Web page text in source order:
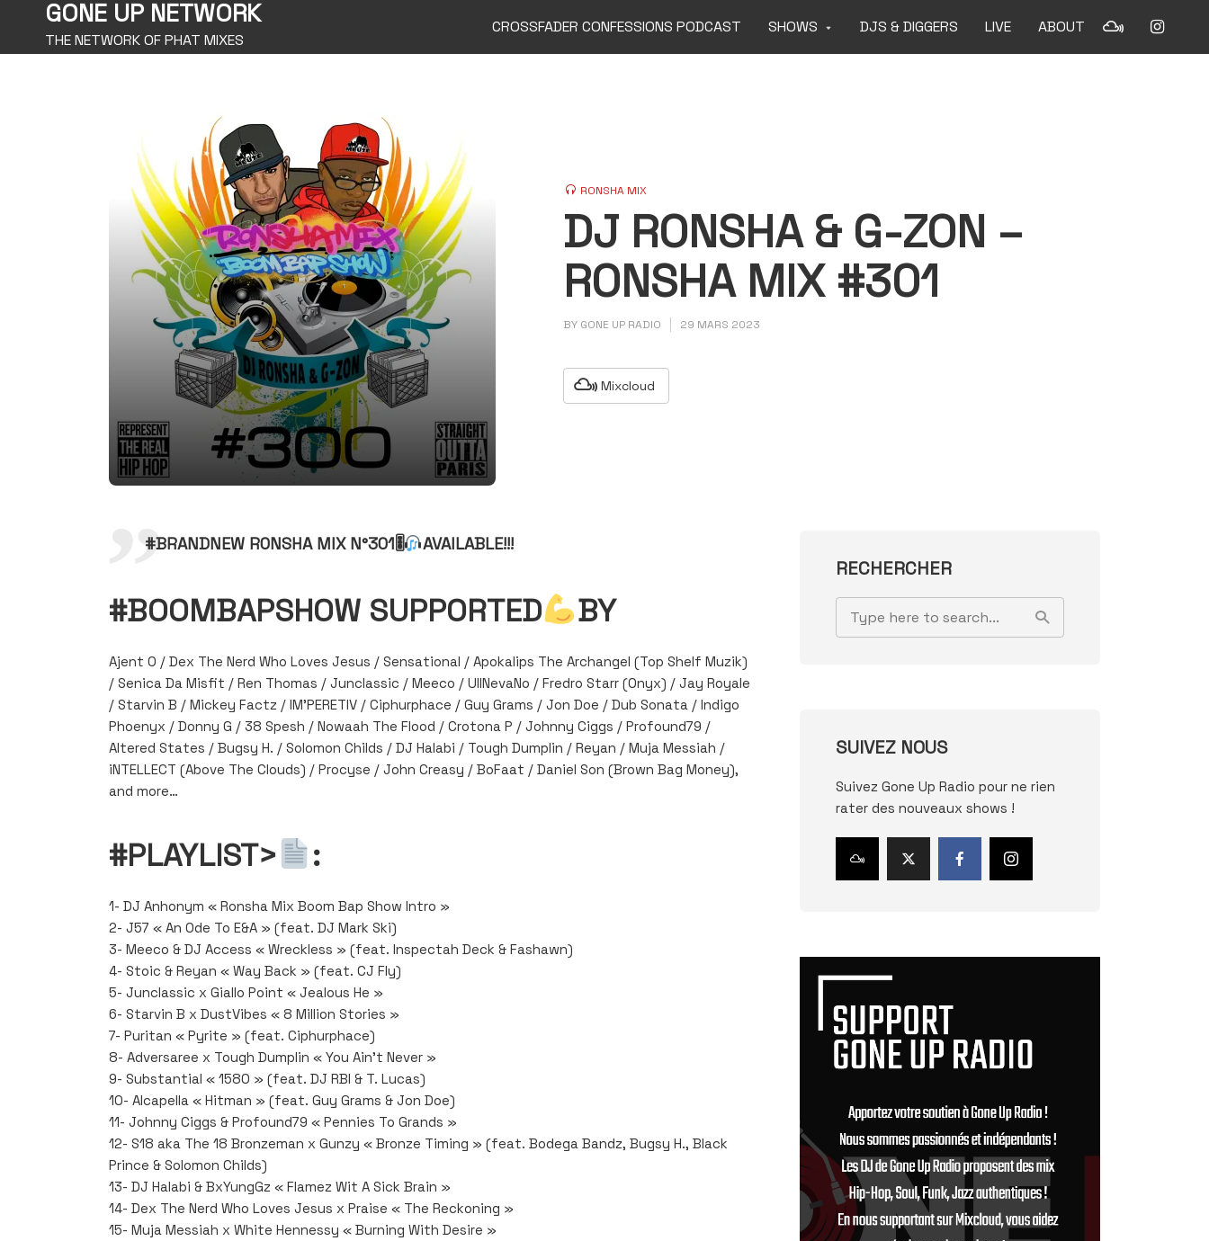
GONE UP NETWORK
THE NETWORK OF PHAT MIXES
CROSSFADER CONFESSIONS PODCAST SHOWS DJS & DIGGERS LIVE ABOUT
RONSHA MIX
DJ RONSHA & G-ZON –
RONSHA MIX #301
BY GONE UP RADIO 29 MARS 2023
Mixcloud
#BRANDNEW RONSHA MIX N°301🎚 AVAILABLE!!!
#BOOMBAPSHOW SUPPORTED BY
Ajent O / Dex The Nerd Who Loves Jesus / Sensational / Apokalips The Archangel (Top Shelf Muzik)
/ Senica Da Misfit / Ren Thomas / Junclassic / Meeco / UllNevaNo / Fredro Starr (Onyx) / Jay Royale
/ Starvin B / Mickey Factz / IM’PERETIV / Ciphurphace / Guy Grams / Jon Doe / Dub Sonata / Indigo
Phoenyx / Donny G / 38 Spesh / Nowaah The Flood / Crotona P / Johnny Ciggs / Profound79 /
Altered States / Bugsy H. / Solomon Childs / DJ Halabi / Tough Dumplin / Reyan / Muja Messiah /
iNTELLECT (Above The Clouds) / Procyse / John Creasy / BoFaat / Daniel Son (Brown Bag Money),
and more…
#PLAYLIST> :
1- DJ Anhonym « Ronsha Mix Boom Bap Show Intro »
2- J57 « An Ode To E&A » (feat. DJ Mark Ski)
3- Meeco & DJ Access « Wreckless » (feat. Inspectah Deck & Fashawn)
4- Stoic & Reyan « Way Back » (feat. CJ Fly)
5- Junclassic x Giallo Point « Jealous He »
6- Starvin B x DustVibes « 8 Million Stories »
7- Puritan « Pyrite » (feat. Ciphurphace)
8- Adversaree x Tough Dumplin « You Ain’t Never »
9- Substantial « 1580 » (feat. DJ RBI & T. Lucas)
10- Alcapella « Hitman » (feat. Guy Grams & Jon Doe)
11- Johnny Ciggs & Profound79 « Pennies To Grands »
12- S18 aka The 18 Bronzeman x Gunzy « Bronze Timing » (feat. Bodega Bandz, Bugsy H., Black
Prince & Solomon Childs)
13- DJ Halabi & BxYungGz « Flamez Wit A Sick Brain »
14- Dex The Nerd Who Loves Jesus x Praise « The Reckoning »
15- Muja Messiah x White Hennessy « Burning With Desire »
RECHERCHER
SUIVEZ NOUS
Suivez Gone Up Radio pour ne rien
rater des nouveaux shows !